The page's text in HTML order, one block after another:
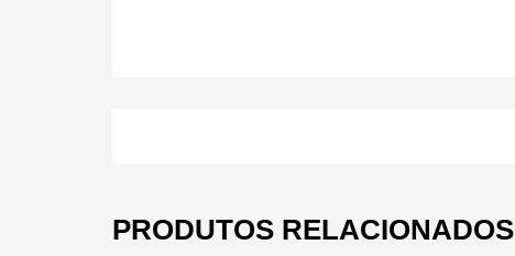
PRODUTOS RELACIONADOS